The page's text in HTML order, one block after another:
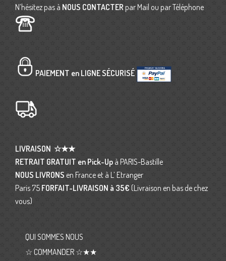
N’hésitez pas à NOUS CONTACTER par Mail ou par Téléphone
PAIEMENT en LIGNE SÉCURISÉ
LIVRAISON ☆★★
RETRAIT GRATUIT en Pick-Up à PARIS-Bastille
NOUS LIVRONS en France et à L’ Etranger
Paris 75 FORFAIT-LIVRAISON à 35€ (Livraison en bas de chez
vous)
QUI SOMMES NOUS
☆ COMMANDER ☆★★